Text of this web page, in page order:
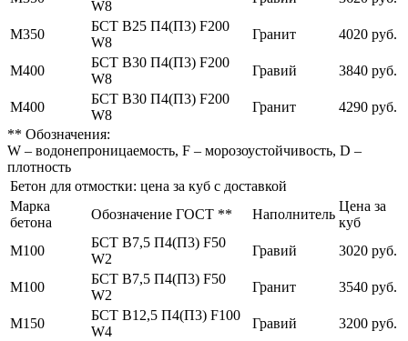
W8
М350
БСТ В25 П4(П3) F200
W8
Гранит 4020 руб.
М400
БСТ В30 П4(П3) F200
W8
Гравий 3840 руб.
М400
БСТ В30 П4(П3) F200
W8
Гранит
4290 руб.
** Обозначения:
W – водонепроницаемость, F – морозоустойчивость, D –
плотность
Бетон для отмостки: цена за куб с доставкой
Марка
бетона
Обозначение ГОСТ ** Наполнитель
Цена за
куб
М100
БСТ В7,5 П4(П3) F50
W2
Гравий 3020 руб.
М100
БСТ В7,5 П4(П3) F50
W2
Гранит 3540 руб.
М150
БСТ В12,5 П4(П3) F100
W4
Гравий 3200 руб.